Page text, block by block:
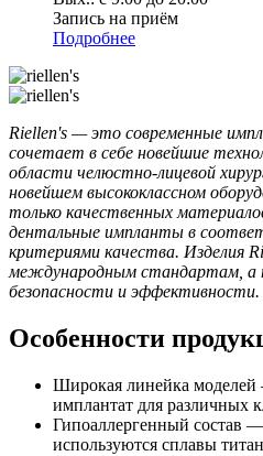
Запись на приём
Подробнее
Riellen's — это современные
сочетает в себе новейшие
области челюстно-лицевой
новейшем высококлассном
только качественных
дентальные импланты в
критериями качества. Изделия
международным стандартам, а
безопасности и эффективности.
Особенности
Широкая линейка моделей
имплантат для различных
Гипоаллергенный состав
используются сплавы